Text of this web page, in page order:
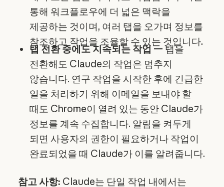
통해 워크플로우에 더 넓은 맥락을
제공하는 것이며, 여러 탭을 오가며 정보를
참조하고 작업을 조율할 수 있는 것입니다.
탭 전환 중에도 지속되는 작업 —탭을
전환해도 Claude의 작업은 멈추지
않습니다. 연구 작업을 시작한 후에 긴급한
일을 처리하기 위해 이메일을 보내야 할
때도 Chrome이 열려 있는 동안 Claude가
정보를 계속 수집합니다. 알림을 켜두게
되면 사용자의 권한이 필요하거나 작업이
완료되었을 때 Claude가 이를 알려줍니다.
참고 사항: Claude는 단일 작업 내에서는